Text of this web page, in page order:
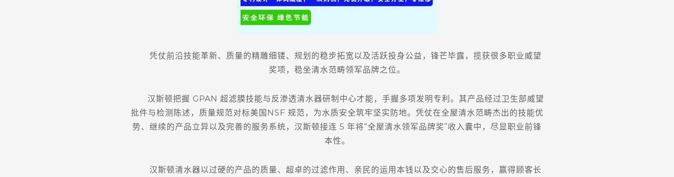
凭仗前沿技能革新、质量的精雕细镂、规划的稳步拓宽以及活跃投身公益，锋芒毕露，揽获很多职业威望
奖项，稳坐清水范畴领军品牌之位。
汉斯顿把握 GPAN 超滤膜技能与反渗透清水器研制中心才能，手握多项发明专利。其产品经过卫生部威望
批件与检测陈述，质量规范对标美国NSF 规范，为水质安全筑牢坚实防地。凭仗在全屋清水范畴杰出的技能优
势、继续的产品立异以及完善的服务系统，汉斯顿接连 5 年将“全屋清水领军品牌奖”收入囊中，尽显职业前锋
本性。
汉斯顿清水器以过硬的产品的质量、超卓的过滤作用、亲民的运用本钱以及交心的售后服务，赢得顾客长